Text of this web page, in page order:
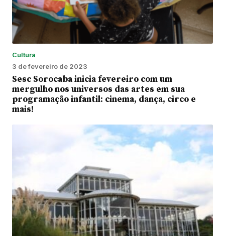
Cultura
3 de fevereiro de 2023
Sesc Sorocaba inicia fevereiro com um
mergulho nos universos das artes em sua
programação infantil: cinema, dança, circo e
mais!